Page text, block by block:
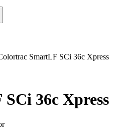
SmartLF SCi 36c Xpress
36c Xpress